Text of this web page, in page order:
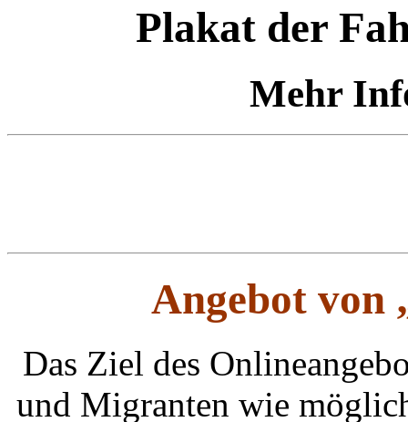
Plakat der
Mehr
Angebot von
Das Ziel des
und Migranten wie